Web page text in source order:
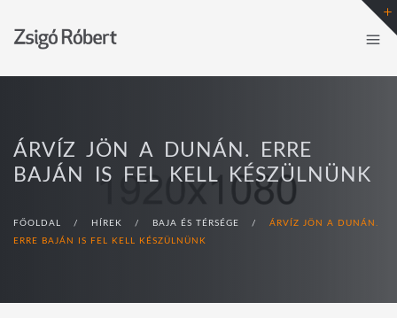
ÁRVÍZ JÖN A DUNÁN. ERRE
BAJÁN IS FEL KELL KÉSZÜLNÜNK
FŐOLDAL / HÍREK / BAJA ÉS TÉRSÉGE /
ÁRVÍZ JÖN A DUNÁN.
ERRE BAJÁN IS FEL KELL KÉSZÜLNÜNK